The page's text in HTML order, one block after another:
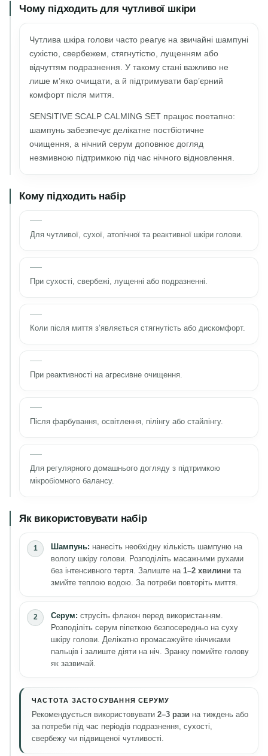
Чому підходить для чутливої шкіри
Чутлива шкіра голови часто реагує на звичайні шампуні
сухістю, свербежем, стягнутістю, лущенням або
відчуттям подразнення. У такому стані важливо не
лише м’яко очищати, а й підтримувати бар’єрний
комфорт після миття.
SENSITIVE SCALP CALMING SET працює поетапно:
шампунь забезпечує делікатне постбіотичне
очищення, а нічний серум доповнює догляд
незмивною підтримкою під час нічного відновлення.
Кому підходить набір
Для чутливої, сухої, атопічної та реактивної шкіри голови.
При сухості, свербежі, лущенні або подразненні.
Коли після миття з’являється стягнутість або дискомфорт.
При реактивності на агресивне очищення.
Після фарбування, освітлення, пілінгу або стайлінгу.
Для регулярного домашнього догляду з підтримкою
мікробіомного балансу.
Як використовувати набір
Шампунь: нанесіть необхідну кількість шампуню на
вологу шкіру голови. Розподіліть масажними рухами
без інтенсивного тертя. Залиште на 1–2 хвилини та
змийте теплою водою. За потреби повторіть миття.
Серум: струсіть флакон перед використанням.
Розподіліть серум піпеткою безпосередньо на суху
шкіру голови. Делікатно промасажуйте кінчиками
пальців і залиште діяти на ніч. Зранку помийте голову
як зазвичай.
ЧАСТОТА ЗАСТОСУВАННЯ СЕРУМУ
Рекомендується використовувати 2–3 рази на тиждень або
за потреби під час періодів подразнення, сухості,
свербежу чи підвищеної чутливості.